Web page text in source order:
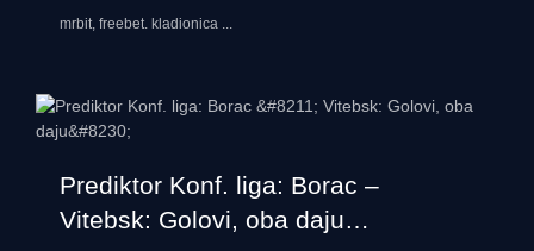
mrbit, freebet. kladionica ...
Prediktor Konf. liga: Borac –
Vitebsk: Golovi, oba daju…